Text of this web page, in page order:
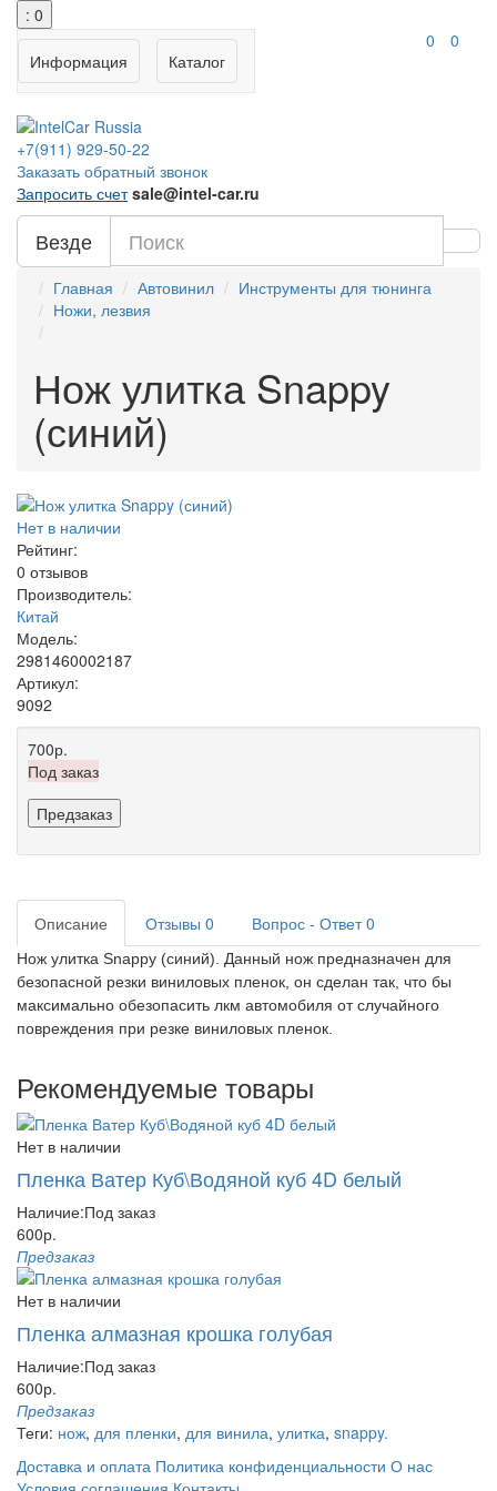
: 0
Каталог
Информация
0 0
+7(911) 929-50-22
Заказать обратный звонок
Запросить счет sale@intel-car.ru
Везде
Главная Автовинил
Инструменты для тюнинга
Ножи, лезвия
Нож улитка Snappy
(синий)
Нет в наличии
Рейтинг:
0 отзывов
Производитель:
Китай
Модель:
2981460002187
Артикул:
9092
700р.
Под заказ
Предзаказ
Описание Отзывы 0 Вопрос - Ответ0
Нож улитка Snappy (синий). Данный нож предназначен для
безопасной резки виниловых пленок, он сделан так, что бы
максимально обезопасить лкм автомобиля от случайного
повреждения при резке виниловых пленок.
Рекомендуемые товары
Нет в наличии
Пленка Ватер Куб\Водяной куб 4D белый
Наличие:Под заказ
600р.
Предзаказ
Нет в наличии
Пленка алмазная крошка голубая
Наличие:Под заказ
600р.
Предзаказ
Теги: нож, для пленки, для винила, улитка, snappy.
Доставка и оплата Политика конфиденциальности О нас